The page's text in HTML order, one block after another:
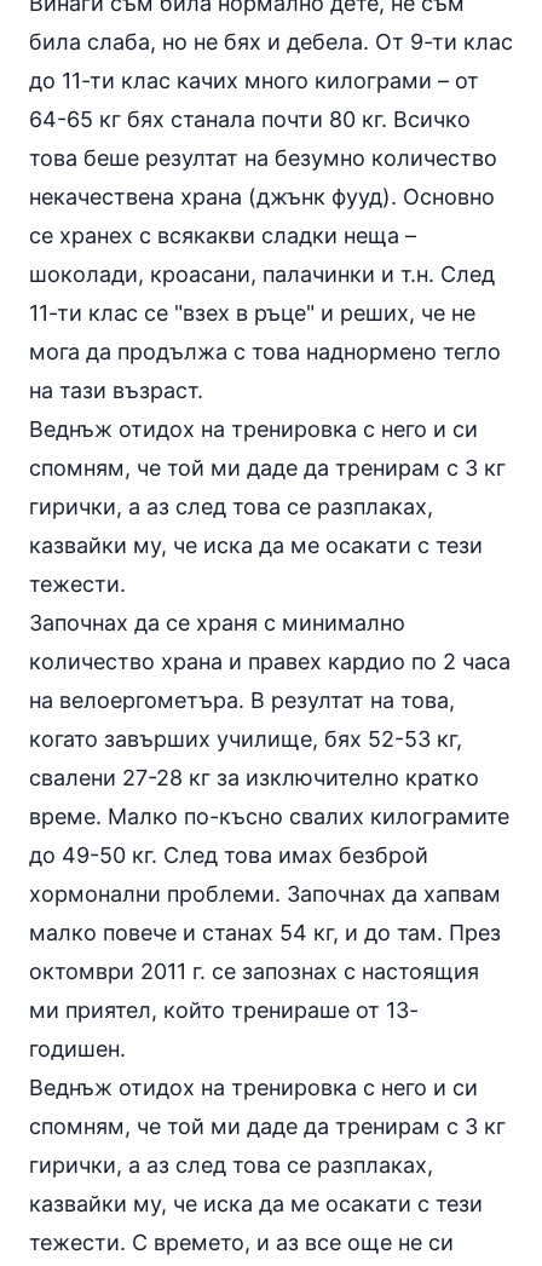
била слаба, но не бях и дебела. От 9-ти клас
до 11-ти клас качих много килограми – от
64-65 кг бях станала почти 80 кг. Всичко
това беше резултат на безумно количество
некачествена храна (джънк фууд). Основно
се хранех с всякакви сладки неща –
шоколади, кроасани, палачинки и т.н. След
11-ти клас се "взех в ръце" и реших, че не
мога да продължа с това наднормено тегло
на тази възраст.
Веднъж отидох на тренировка с него и си
спомням, че той ми даде да тренирам с 3 кг
гирички, а аз след това се разплаках,
казвайки му, че иска да ме осакати с тези
тежести.
Започнах да се храня с минимално
количество храна и правех кардио по 2 часа
на велоергометъра. В резултат на това,
когато завърших училище, бях 52-53 кг,
свалени 27-28 кг за изключително кратко
време. Малко по-късно свалих килограмите
до 49-50 кг. След това имах безброй
хормонални проблеми. Започнах да хапвам
малко повече и станах 54 кг, и до там. През
октомври 2011 г. се запознах с настоящия
ми приятел, който тренираше от 13-
годишен.
Веднъж отидох на тренировка с него и си
спомням, че той ми даде да тренирам с 3 кг
гирички, а аз след това се разплаках,
казвайки му, че иска да ме осакати с тези
тежести. С времето, и аз все още не си